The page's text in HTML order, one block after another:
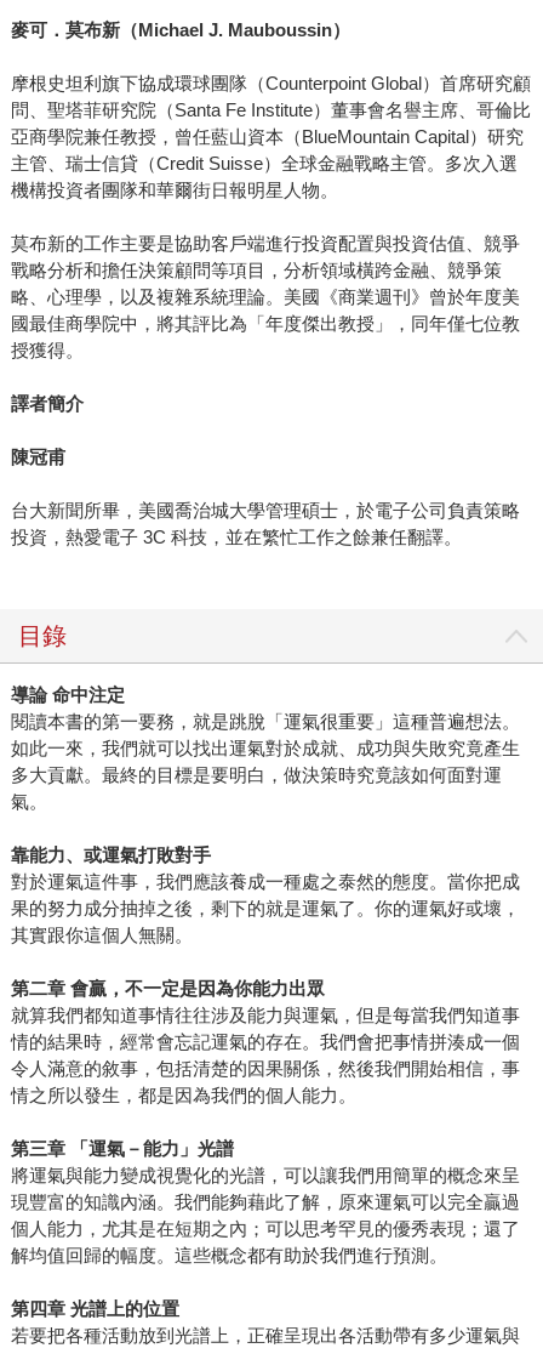
麥可．莫布新（Michael J. Mauboussin）
摩根史坦利旗下協成環球團隊（Counterpoint Global）首席研究顧
問、聖塔菲研究院（Santa Fe Institute）董事會名譽主席、哥倫比
亞商學院兼任教授，曾任藍山資本（BlueMountain Capital）研究
主管、瑞士信貸（Credit Suisse）全球金融戰略主管。多次入選
機構投資者團隊和華爾街日報明星人物。
莫布新的工作主要是協助客戶端進行投資配置與投資估值、競爭
戰略分析和擔任決策顧問等項目，分析領域橫跨金融、競爭策
略、心理學，以及複雜系統理論。美國《商業週刊》曾於年度美
國最佳商學院中，將其評比為「年度傑出教授」，同年僅七位教
授獲得。
譯者簡介
陳冠甫
台大新聞所畢，美國喬治城大學管理碩士，於電子公司負責策略
投資，熱愛電子 3C 科技，並在繁忙工作之餘兼任翻譯。
目錄
導論 命中注定
閱讀本書的第一要務，就是跳脫「運氣很重要」這種普遍想法。
如此一來，我們就可以找出運氣對於成就、成功與失敗究竟產生
多大貢獻。最終的目標是要明白，做決策時究竟該如何面對運
氣。
靠能力、或運氣打敗對手
對於運氣這件事，我們應該養成一種處之泰然的態度。當你把成
果的努力成分抽掉之後，剩下的就是運氣了。你的運氣好或壞，
其實跟你這個人無關。
第二章 會贏，不一定是因為你能力出眾
就算我們都知道事情往往涉及能力與運氣，但是每當我們知道事
情的結果時，經常會忘記運氣的存在。我們會把事情拼湊成一個
令人滿意的敘事，包括清楚的因果關係，然後我們開始相信，事
情之所以發生，都是因為我們的個人能力。
第三章
「運氣－能力」光譜
將運氣與能力變成視覺化的光譜，可以讓我們用簡單的概念來呈
現豐富的知識內涵。我們能夠藉此了解，原來運氣可以完全贏過
個人能力，尤其是在短期之內；可以思考罕見的優秀表現；還了
解均值回歸的幅度。這些概念都有助於我們進行預測。
第四章 光譜上的位置
若要把各種活動放到光譜上，正確呈現出各活動帶有多少運氣與